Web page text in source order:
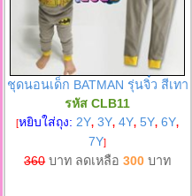
ชุดนอนเด็ก BATMAN รุ่นจิ๋ว สีเทา
รหัส CLB11
[หยิบใส่ถุง: 2Y, 3Y, 4Y, 5Y, 6Y,
7Y]
360บาท ลดเหลือ300 บาท